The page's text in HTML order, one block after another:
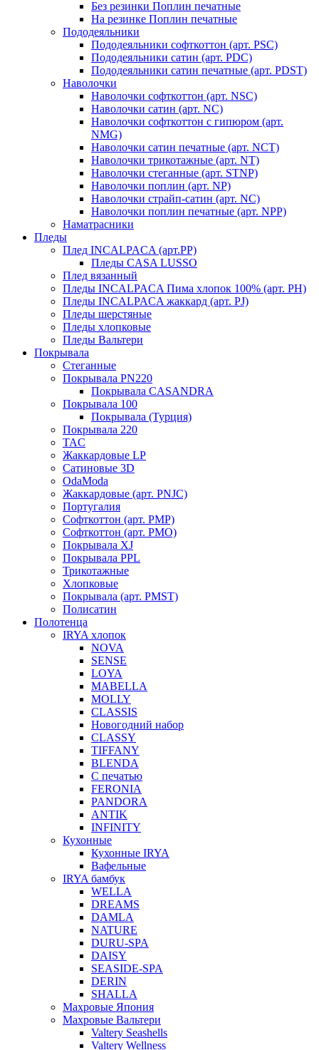
Без резинки Поплин печатные
На резинке Поплин печатные
Пододеяльники
Пододеяльники софткоттон (арт. PSC)
Пододеяльники сатин (арт. PDC)
Пододеяльники сатин печатные (арт. PDST)
Наволочки
Наволочки софткоттон (арт. NSC)
Наволочки сатин (арт. NC)
Наволочки софткоттон с гипюром (арт.
NMG)
Наволочки сатин печатные (арт. NCT)
Наволочки трикотажные (арт. NT)
Наволочки стеганные (арт. STNP)
Наволочки поплин (арт. NP)
Наволочки страйп-сатин (арт. NC)
Наволочки поплин печатные (арт. NPP)
Наматрасники
Пледы
Плед INCALPACA (арт.PP)
Пледы CASA LUSSO
Плед вязанный
Пледы INCALPACA Пима хлопок 100% (арт. PH)
Пледы INCALPACA жаккард (арт. PJ)
Пледы шерстяные
Пледы хлопковые
Пледы Вальтери
Покрывала
Стеганные
Покрывала PN220
Покрывала CASANDRA
Покрывала 100
Покрывала (Турция)
Покрывала 220
TAC
Жаккардовые LP
Сатиновые 3D
OdaModa
Жаккардовые (арт. PNJC)
Португалия
Софткоттон (арт. PMP)
Софткоттон (арт. PMO)
Покрывала XJ
Покрывала PPL
Трикотажные
Хлопковые
Покрывала (арт. PMST)
Полисатин
Полотенца
IRYA хлопок
NOVA
SENSE
LOYA
MABELLA
MOLLY
CLASSIS
Новогодний набор
CLASSY
TIFFANY
BLENDA
С печатью
FERONIA
PANDORA
ANTIK
INFINITY
Кухонные
Кухонные IRYA
Вафельные
IRYA бамбук
WELLA
DREAMS
DAMLA
NATURE
DURU-SPA
DAISY
SEASIDE-SPA
DERIN
SHALLA
Махровые Япония
Махровые Вальтери
Valtery Seashells
Valtery Wellness